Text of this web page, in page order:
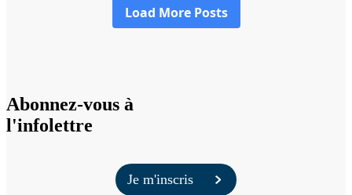
Abonnez-vous à
l'infolettre
Je m'inscris